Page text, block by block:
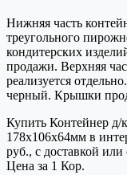
Нижняя часть
треугольного
кондитерских
продажи. Верхняя
реализуется
черный. Крышки
Купить Контейнер
178х106х64мм в
руб., с доставкой
Цена за 1 Кор.